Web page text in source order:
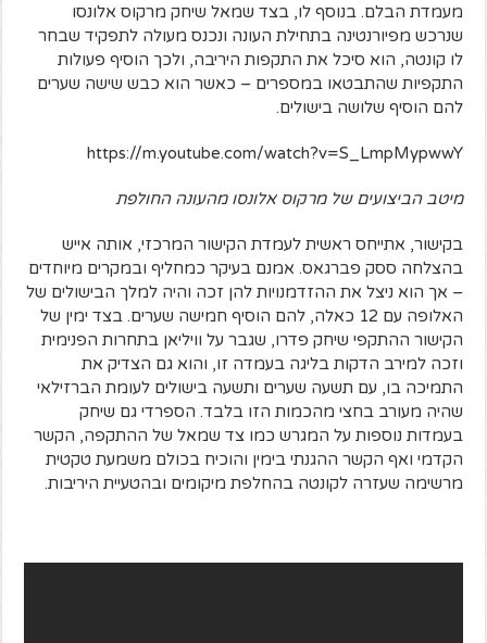
מעמדת הבלם. בנוסף לו, בצד שמאל שיחק מרקוס אלונסו
שנרכש מפיורנטינה בתחילת העונה ונכנס מעולה לתפקיד שבחר
לו קונטה, הוא סיכל את התקפות היריבה, ולכך הוסיף פעולות
התקפיות שהתבטאו במספרים – כאשר הוא כבש שישה שערים
להם הוסיף שלושה בישולים.
https://m.youtube.com/watch?v=S_LmpMypwwY
‎מיטב הביצועים של מרקוס אלונסו מהעונה החולפת
בקישור, אתייחס ראשית לעמדת הקישור המרכזי, אותה אייש
בהצלחה ססק פברגאס. אמנם בעיקר כמחליף ובמקרים מיוחדים
– אך הוא ניצל את ההזדמנויות להן זכה והיה למלך הבישולים של
האלופה עם 12 כאלה, להם הוסיף חמישה שערים. בצד ימין של
הקישור ההתקפי שיחק פדרו, שגבר על וויליאן בתחרות הפנימית
וזכה למירב הדקות בליגה בעמדה זו, והוא גם הצדיק את
התמיכה בו, עם תשעה שערים ותשעה בישולים לעומת הברזילאי
שהיה מעורב בחצי מהכמות הזו בלבד. הספרדי גם שיחק
בעמדות נוספות על המגרש כמו צד שמאל של ההתקפה, הקשר
הקדמי ואף הקשר ההגנתי בימין והוכיח בכולם משמעת טקטית
מרשימה שעזרה לקונטה בהחלפת מיקומים ובהטעיית היריבות.